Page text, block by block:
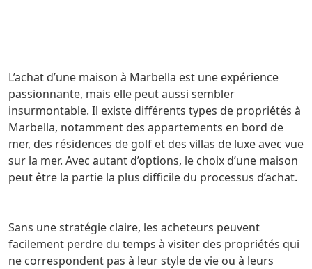
L’achat d’une maison à Marbella est une expérience
passionnante, mais elle peut aussi sembler
insurmontable. Il existe différents types de propriétés à
Marbella, notamment des appartements en bord de
mer, des résidences de golf et des villas de luxe avec vue
sur la mer. Avec autant d’options, le choix d’une maison
peut être la partie la plus difficile du processus d’achat.
Sans une stratégie claire, les acheteurs peuvent
facilement perdre du temps à visiter des propriétés qui
ne correspondent pas à leur style de vie ou à leurs